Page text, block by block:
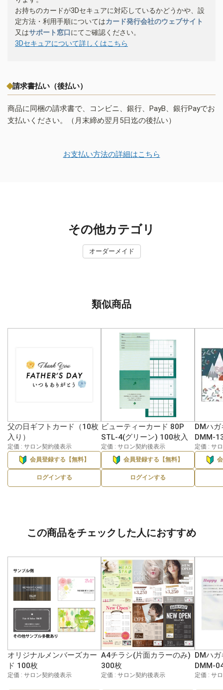
お持ちのカードが3Dセキュアに対応しているかどうかや、設
定方法・利用手順についてはカード発行会社のウェブサイト
又はサポート窓口にてご確認ください。
3Dセキュアについて詳しくはこちら
請求書払い（後払い）
商品に同梱の請求書で、コンビニ、銀行、PayB、銀行Payでお
支払いください。（月末締め翌月5日迄の後払い）
お支払い方法の詳細はこちら
その他カテゴリ
オーダーメイド
類似商品
父の日ギフトカード（10枚
入り）
定価 : サロン契約後表示
会員登録する【無料】
ログインする
ビューティーカード 80P
STL-4(グリーン) 100枚入
定価 : サロン契約後表示
会員登録する【無料】
ログインする
DMハ
DMM-
定価 : サ
この商品をチェックした人におすすめ
オリジナルメンバーズカー
ド 100枚
定価 : サロン契約後表示
A4チラシ(片面カラーのみ)
300枚
定価 : サロン契約後表示
DMハ
DMM-
定価 : サ